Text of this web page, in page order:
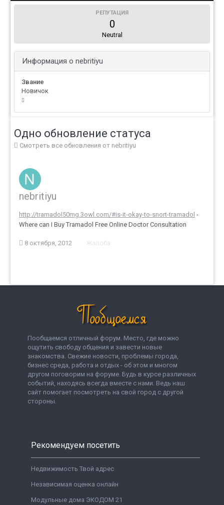
РЕПУТАЦИЯ
0
Neutral
Информация о nebritiyu
Звание
Новичок
Одно обновление статуса
Смотреть все обновления от nebritiyu
nebritiyu
http://tramadol50mg.3owl.com/#is-it-okay-to-snort-tramadol -
Where can I Buy Tramadol Free Online Doctor Consultation
8 октября, 2012 Жалоба
Пообщаемся отличный форум. Место, где можно
ощутить свободу общения и завести новые
знакомства. Свежие новости, проблемы города,
бизнес среда, работа и отдых - об этом и многом
другом поговорим на форуме. Будь в курсе различных
событий, находясь всегда вместе с нами. Ведь наш
сайт помогает посмотреть на свой город с другой
стороны.
Рекомендуем посетить
Недвижимость Твой адрес
Независимая оценка онлайн
Модульные дома ЭКОДОМ 21